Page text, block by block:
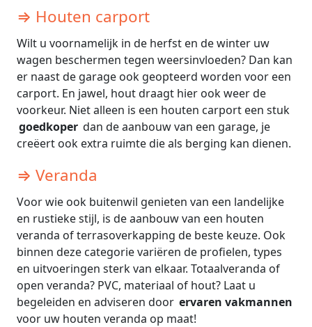
⇒ Houten carport
Wilt u voornamelijk in de herfst en de winter uw
wagen beschermen tegen weersinvloeden? Dan kan
er naast de garage ook geopteerd worden voor een
carport. En jawel, hout draagt hier ook weer de
voorkeur. Niet alleen is een houten carport een stuk
goedkoper dan de aanbouw van een garage, je
creëert ook extra ruimte die als berging kan dienen.
⇒ Veranda
Voor wie ook buitenwil genieten van een landelijke
en rustieke stijl, is de aanbouw van een houten
veranda of terrasoverkapping de beste keuze. Ook
binnen deze categorie variëren de profielen, types
en uitvoeringen sterk van elkaar. Totaalveranda of
open veranda? PVC, materiaal of hout? Laat u
begeleiden en adviseren door ervaren vakmannen
voor uw houten veranda op maat!